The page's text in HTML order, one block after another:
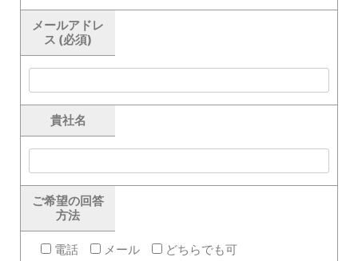
メールアドレ
ス (必須)
貴社名
ご希望の回答
方法
電話 メール どちらでも可